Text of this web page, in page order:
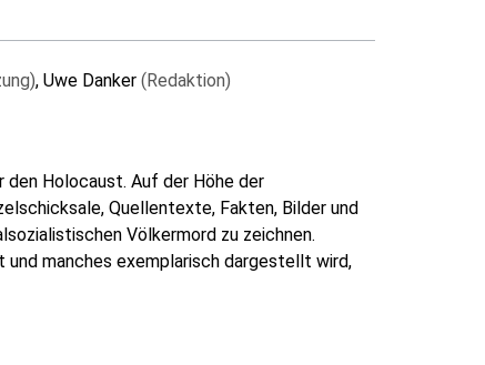
, Uwe Danker (Redaktion)
den Holocaust. Auf der Höhe der
Quellentexte, Fakten, Bilder und
Völkermord zu zeichnen.
manches exemplarisch dargestellt wird,